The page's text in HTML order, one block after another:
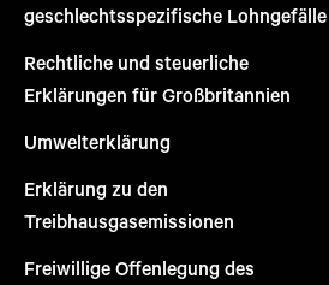
geschlechtsspezifische Lohngefälle
Rechtliche und steuerliche
Erklärungen für Großbritannien
Umwelterklärung
Erklärung zu den
Treibhausgasemissionen
Freiwillige Offenlegung des